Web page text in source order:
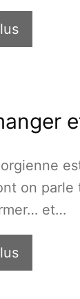
on
et…